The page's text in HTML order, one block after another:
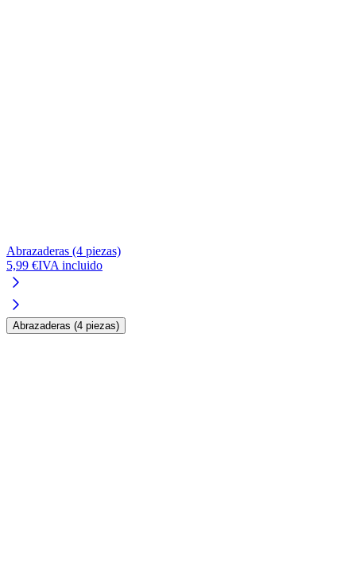
Abrazaderas (4 piezas)
5,99 €IVA incluido
Abrazaderas (4 piezas)